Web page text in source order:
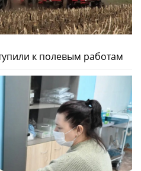
к полевым работам